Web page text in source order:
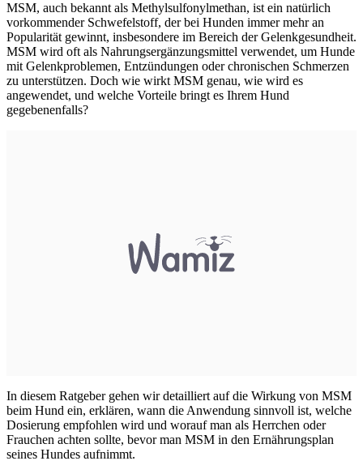
MSM, auch bekannt als Methylsulfonylmethan, ist ein natürlich
vorkommender Schwefelstoff, der bei Hunden immer mehr an
Popularität gewinnt, insbesondere im Bereich der Gelenkgesundheit.
MSM wird oft als Nahrungsergänzungsmittel verwendet, um Hunde
mit Gelenkproblemen, Entzündungen oder chronischen Schmerzen
zu unterstützen. Doch wie wirkt MSM genau, wie wird es
angewendet, und welche Vorteile bringt es Ihrem Hund
gegebenenfalls?
In diesem Ratgeber gehen wir detailliert auf die Wirkung von MSM
beim Hund ein, erklären, wann die Anwendung sinnvoll ist, welche
Dosierung empfohlen wird und worauf man als Herrchen oder
Frauchen achten sollte, bevor man MSM in den Ernährungsplan
seines Hundes aufnimmt.